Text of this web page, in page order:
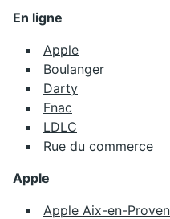
En ligne
Apple
Boulanger
Darty
Fnac
LDLC
Rue du commerce
Apple
Apple Aix-en-